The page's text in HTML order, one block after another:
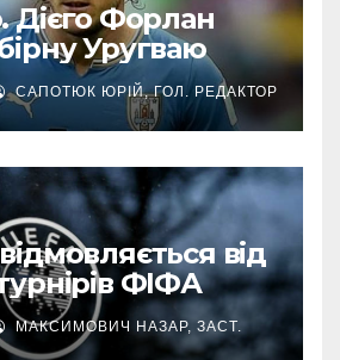
Дієго Форлан
Уругваю
САПОТЮК ЮРІЙ, ГОЛ. РЕДАКТОР
від
ФІФА
МАКСИМОВИЧ НАЗАР, ЗАСТ.